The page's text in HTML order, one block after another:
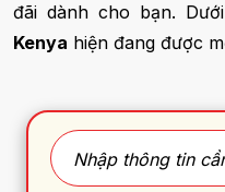
đãi dành cho bạn.
Kenya hiện đang được